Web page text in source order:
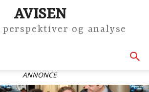
AVISEN
perspektiver og analyse
ANNONCE